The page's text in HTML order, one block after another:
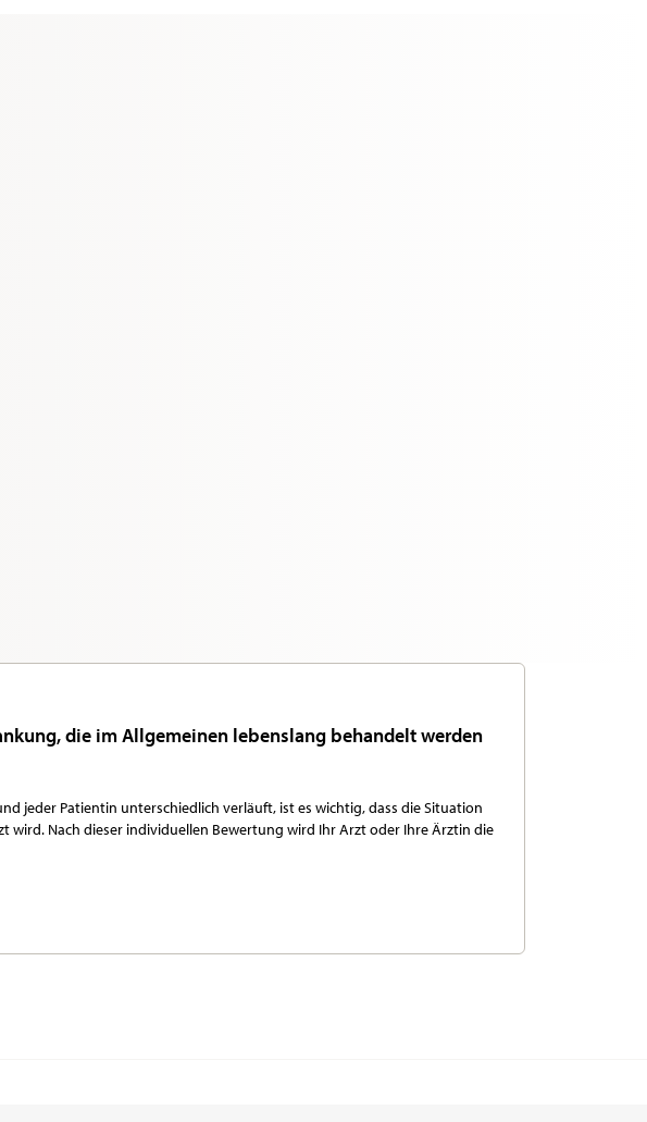
die im Allgemeinen lebenslang behandelt werden
jeder Patientin unterschiedlich verläuft, ist es wichtig, dass die Situation
wird. Nach dieser individuellen Bewertung wird Ihr Arzt oder Ihre Ärztin die